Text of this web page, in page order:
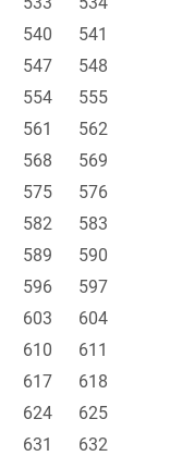
540
541
547
548
554
555
561
562
568
569
575
576
582
583
589
590
596
597
603
604
610
611
617
618
624
625
631
632